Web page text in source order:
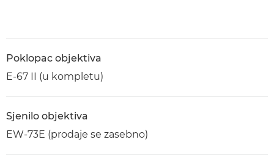
Poklopac objektiva
E-67 II (u kompletu)
Sjenilo objektiva
EW-73E (prodaje se zasebno)